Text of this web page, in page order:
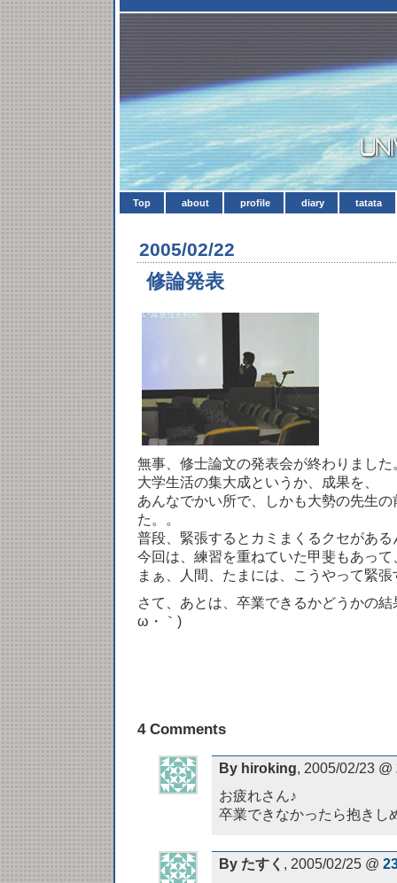
Top about profile diary tatata
2005/02/22
修論発表
無事、修士論文の発表会が終わりました
大学生活の集大成というか、成果を、
あんなでかい所で、しかも大勢の先生
た。。
普段、緊張するとカミまくるクセがある
今回は、練習を重ねていた甲斐もあっ
まぁ、人間、たまには、こうやって緊
さて、あとは、卒業できるかどうかの
ω・｀)
4 Comments
By hiroking, 2005/02/23 @
お疲れさん♪
卒業できなかったら抱きし
By たすく , 2005/02/25 @